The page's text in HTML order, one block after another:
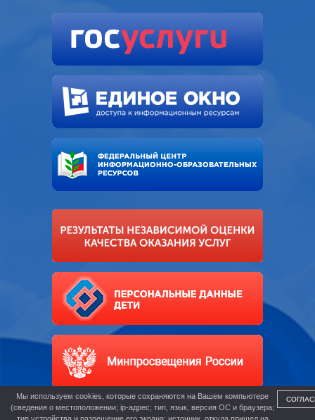
Мы используем cookies, которые сохраняются на Вашем компьютере
(сведения о местоположении; ip-адрес; тип, язык, версия ОС и браузера;